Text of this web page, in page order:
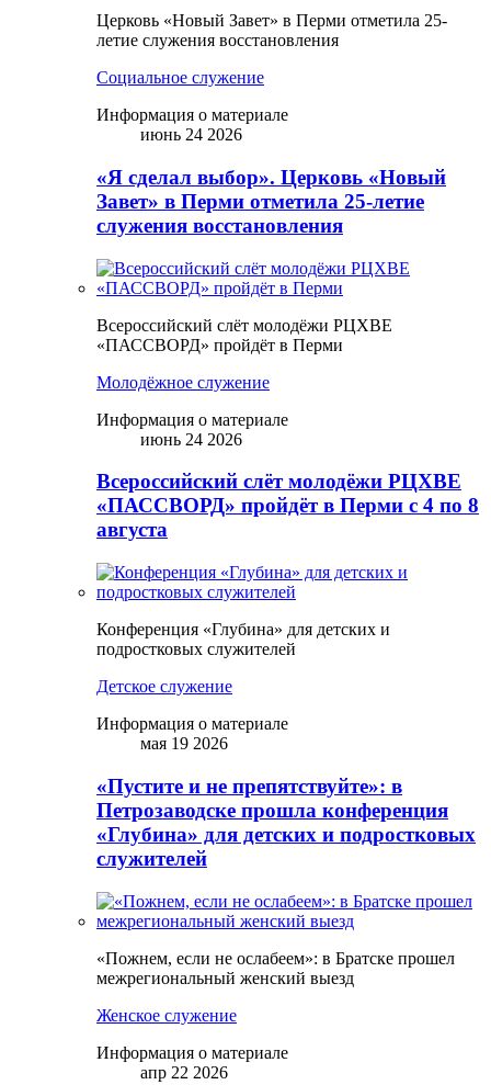
Церковь «Новый Завет» в Перми отметила 25-
летие служения восстановления
Социальное служение
Информация о материале
июнь 24 2026
«Я сделал выбор». Церковь «Новый
Завет» в Перми отметила 25-летие
служения восстановления
Всероссийский слёт молодёжи РЦХВЕ
«ПАССВОРД» пройдёт в Перми
Молодёжное служение
Информация о материале
июнь 24 2026
Всероссийский слёт молодёжи РЦХВЕ
«ПАССВОРД» пройдёт в Перми с 4 по 8
августа
Конференция «Глубина» для детских и
подростковых служителей
Детское служение
Информация о материале
мая 19 2026
«Пустите и не препятствуйте»: в
Петрозаводске прошла конференция
«Глубина» для детских и подростковых
служителей
«Пожнем, если не ослабеем»: в Братске прошел
межрегиональный женский выезд
Женское служение
Информация о материале
апр 22 2026